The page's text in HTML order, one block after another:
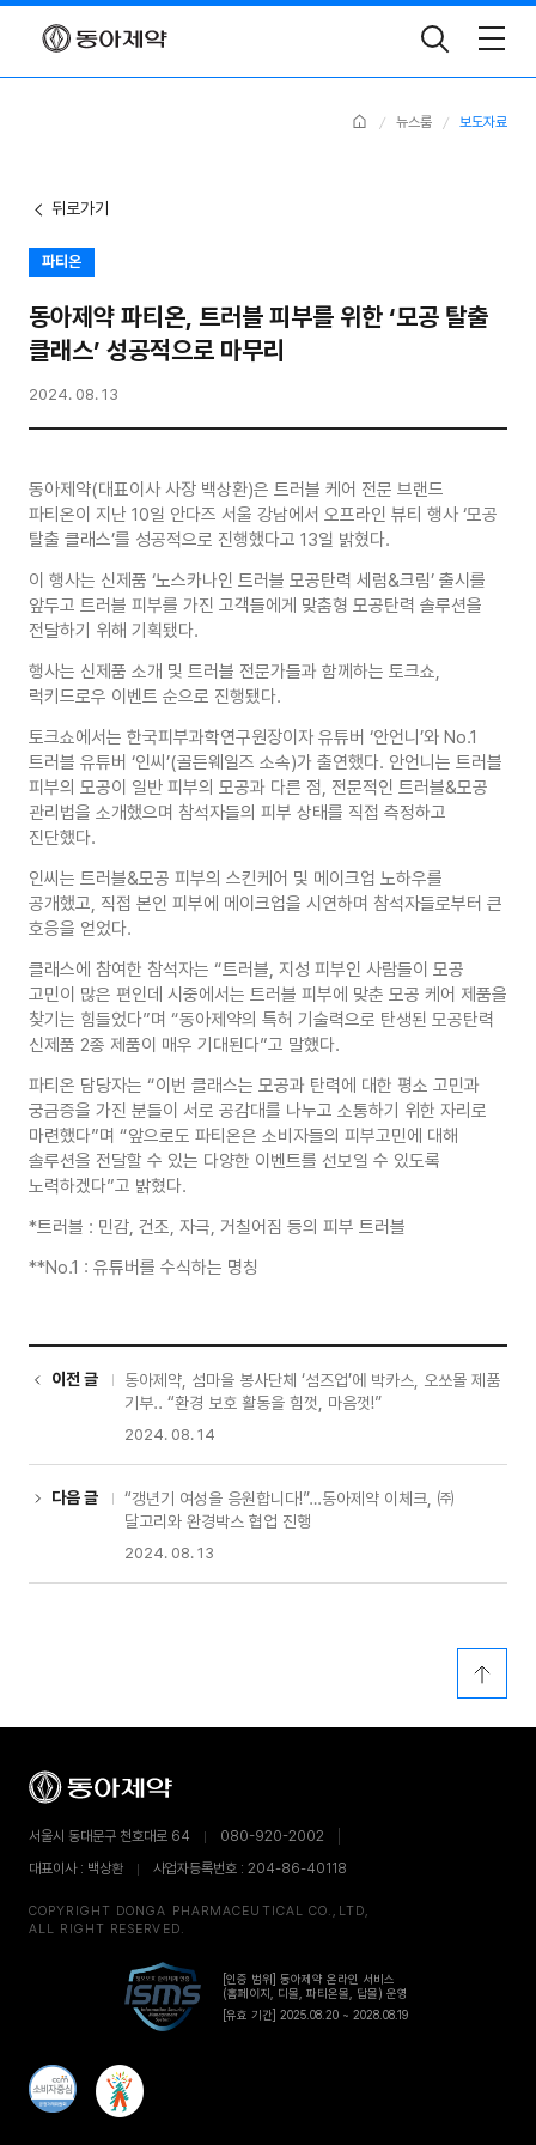
Toggle
Search
Home 뉴스룸 보도자료
뒤로가기
파티온
동아제약 파티온, 트러블 피부를 위한 ‘모공 탈출
클래스’ 성공적으로 마무리
2024. 08. 13
동아제약(대표이사 사장 백상환)은 트러블 케어 전문 브랜드
파티온이 지난 10일 안다즈 서울 강남에서 오프라인 뷰티 행사 ‘모공
탈출 클래스’를 성공적으로 진행했다고 13일 밝혔다.
이 행사는 신제품 ‘노스카나인 트러블 모공탄력 세럼&크림’ 출시를
앞두고 트러블 피부를 가진 고객들에게 맞춤형 모공탄력 솔루션을
전달하기 위해 기획됐다.
행사는 신제품 소개 및 트러블 전문가들과 함께하는 토크쇼,
럭키드로우 이벤트 순으로 진행됐다.
토크쇼에서는 한국피부과학연구원장이자 유튜버 ‘안언니’와 No.1
트러블 유튜버 ‘인씨’(골든웨일즈 소속)가 출연했다. 안언니는 트러블
피부의 모공이 일반 피부의 모공과 다른 점, 전문적인 트러블&모공
관리법을 소개했으며 참석자들의 피부 상태를 직접 측정하고
진단했다.
인씨는 트러블&모공 피부의 스킨케어 및 메이크업 노하우를
공개했고, 직접 본인 피부에 메이크업을 시연하며 참석자들로부터 큰
호응을 얻었다.
클래스에 참여한 참석자는 “트러블, 지성 피부인 사람들이 모공
고민이 많은 편인데 시중에서는 트러블 피부에 맞춘 모공 케어 제품을
찾기는 힘들었다”며 “동아제약의 특허 기술력으로 탄생된 모공탄력
신제품 2종 제품이 매우 기대된다”고 말했다.
파티온 담당자는 “이번 클래스는 모공과 탄력에 대한 평소 고민과
궁금증을 가진 분들이 서로 공감대를 나누고 소통하기 위한 자리로
마련했다”며 “앞으로도 파티온은 소비자들의 피부고민에 대해
솔루션을 전달할 수 있는 다양한 이벤트를 선보일 수 있도록
노력하겠다”고 밝혔다.
*트러블 : 민감, 건조, 자극, 거칠어짐 등의 피부 트러블
**No.1 : 유튜버를 수식하는 명칭
이전 글
동아제약, 섬마을 봉사단체 ‘섬즈업’에 박카스, 오쏘몰 제품
기부.. “환경 보호 활동을 힘껏, 마음껏!”
2024. 08. 14
다음 글
“갱년기 여성을 응원합니다!”…동아제약 이체크, ㈜
달고리와 완경박스 협업 진행
2024. 08. 13
서울시 동대문구 천호대로 64
080-920-2002
대표이사 : 백상환
사업자등록번호 : 204-86-40118
COPYRIGHT DONGA PHARMACEUTICAL CO.,LTD,
ALL RIGHT RESERVED.
[인증 범위] 동아제약 온라인 서비스
(홈페이지, 디몰, 파티온몰, 답몰) 운영
[유효 기간] 2025.08.20 ~ 2028.08.19